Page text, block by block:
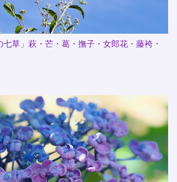
草」萩・芒・葛・撫子・女郎花・藤袴・